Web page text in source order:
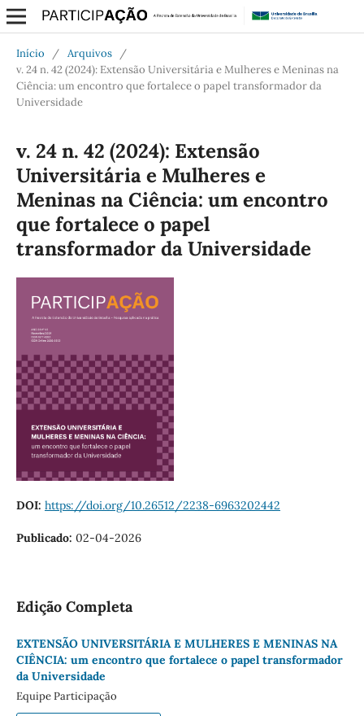
Início / Arquivos
/
v. 24 n. 42 (2024): Extensão Universitária e Mulheres e Meninas na
Ciência: um encontro que fortalece o papel transformador da
Universidade
v. 24 n. 42 (2024): Extensão
Universitária e Mulheres e
Meninas na Ciência: um encontro
que fortalece o papel
transformador da Universidade
DOI: https://doi.org/10.26512/2238-6963202442
Publicado: 02-04-2026
Edição Completa
EXTENSÃO UNIVERSITÁRIA E MULHERES E MENINAS NA
CIÊNCIA: um encontro que fortalece o papel transformador
da Universidade
Equipe Participação